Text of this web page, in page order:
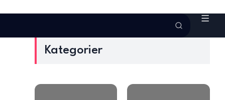
Kategorier